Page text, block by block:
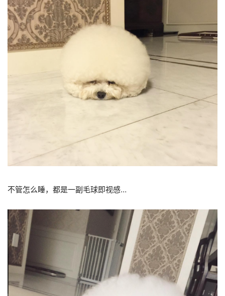
不管怎么睡，都是一副毛球即视感…